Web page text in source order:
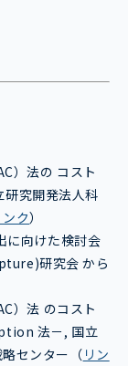
）法の コスト
究開発法人科
ンク）
に向けた検討会
研究会 から
）法 のコスト
法－, 国立
センター（ リン